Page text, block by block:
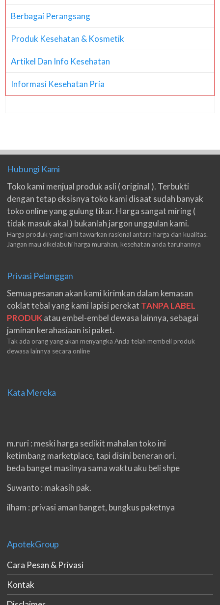
Berbagai Perangsang
Produk Kesehatan & Kosmetik
Artikel Dan Info Kesehatan
Informasi Kesehatan Pria
Hubungi Kami
Toko kami menjual produk asli ( original ). Terbukti
dengan tetap eksisnya toko kami disaat sudah banyak
toko online yang gulung tikar. Harga sangat miring (
tidak masuk akal ) bukanlah jargon unggulan kami.
Harga produk yang kami tawarkan rasional antara harga dan kualitas.
Jangan mau dikelabuhi harga murahan, kesehatan anda taruhannya
Privasi Pelanggan
Semua pesanan akan kami kirimkan dalam kemasan
coklat tebal yang kami lapisi perekat TANPA LABEL
PRODUKatau embel-embel dewasa lainnya, sebagai
jaminan kerahasiaan isi paket.
Tak ada orang yang akan menyangka Anda telah membeli produk
dewasa lainnya secara online
Kata Mereka
m.ruri : meski harga sedikit mahalan toko ini
ketimbang marketplace, tapi disini beneran ori.
beda banget masilnya sama waktu aku beli shpe
Suwanto : makasih pak.
ilham : privasi aman banget, bungkus paketnya
eko padang : ko brang udh sampek, kan bru 2 hri
gan. cpet bgt
h.dzowi : ampuh mas kamu punya viagra, saya
kasih bintang 5 pokoknya. oh iya mas, napa tidak
ApotekGroup
Cara Pesan & Privasi
Kontak